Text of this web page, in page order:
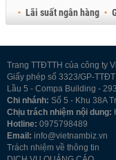
Lãi suất ngân hàng
Trang TTĐTTH của công ty
Giấy phép số 3323/GP-
Lầu 5 - Compa Building -
Chi nhánh: Số 5 - Khu 38A
Chịu trách nhiệm nội dung:
Hotline: 0975798489
Email: info@vietnambiz.vn
Trách nhiệm về thông tin